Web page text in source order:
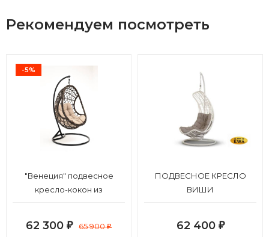
Рекомендуем посмотреть
-5%
"Венеция" подвесное
кресло-кокон из
бежевой подушкой
62 300 ₽ 65 900₽
ПОДВЕСНОЕ КРЕСЛО
ВИШИ
62 400 ₽